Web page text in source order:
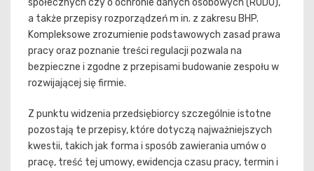
a także przepisy rozporządzeń m in. z zakresu BHP.
Kompleksowe zrozumienie podstawowych zasad prawa
pracy oraz poznanie treści regulacji pozwala na
bezpieczne i zgodne z przepisami budowanie zespołu w
rozwijającej się firmie.
Z punktu widzenia przedsiębiorcy szczególnie istotne
pozostają te przepisy, które dotyczą najważniejszych
kwestii, takich jak forma i sposób zawierania umów o
pracę, treść tej umowy, ewidencja czasu pracy, termin i